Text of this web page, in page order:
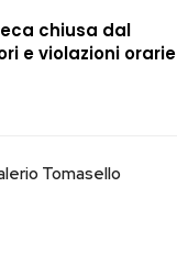
chiusa dal
e violazioni orarie
Tomasello